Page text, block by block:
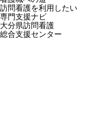
訪問看護を利用したい
専門支援ナビ
大分県訪問看護
総合支援センター